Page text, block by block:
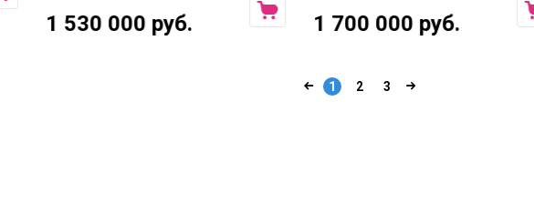
1 700 000 руб. 960 000 руб.
1 2 3